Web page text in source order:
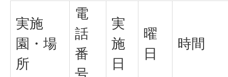
実施
園・場
所
電
話
番
実
施
日
曜
日
時間